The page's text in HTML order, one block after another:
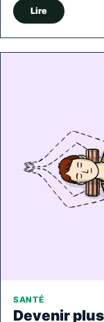
Lire
SANTÉ
Devenir